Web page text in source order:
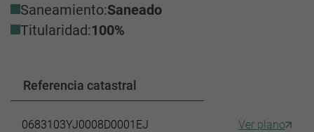
Saneamiento:Saneado
Titularidad:100%
Referencia catastral
0683103YJ0008D0001EJ Ver plano